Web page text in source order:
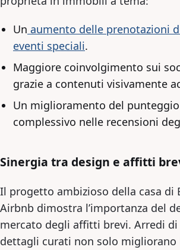
Un aumento delle prenotazioni
eventi speciali.
Maggiore coinvolgimento sui
grazie a contenuti visivamente
Un miglioramento del punteggio
complessivo nelle recensioni
Sinergia tra design e affitti
Il progetto ambizioso della casa di
Airbnb dimostra l’importanza del
mercato degli affitti brevi. Arredi
dettagli curati non solo migliorano